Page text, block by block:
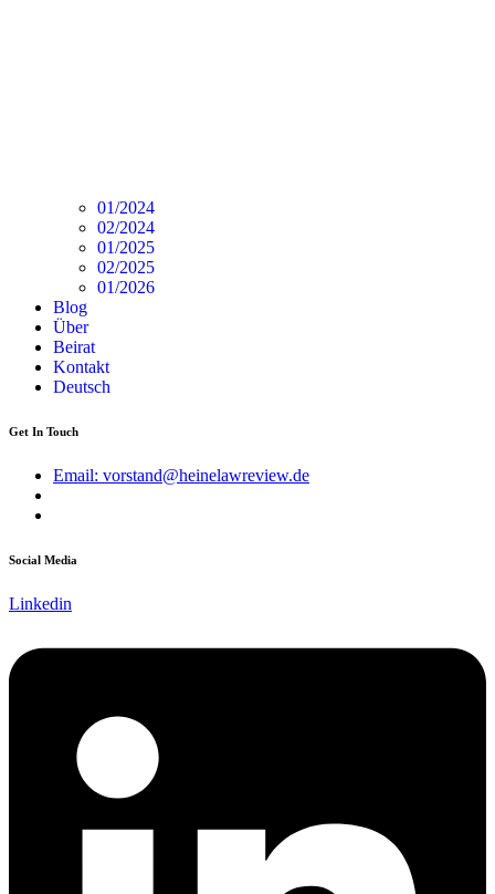
01/2024
02/2024
01/2025
02/2025
01/2026
Blog
Über
Beirat
Kontakt
Deutsch
Get In Touch
Email: vorstand@heinelawreview.de
Social Media
Linkedin